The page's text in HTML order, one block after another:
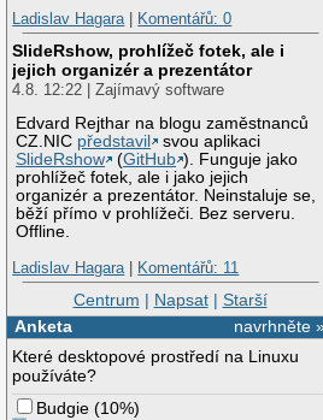
Ladislav Hagara| Komentářů: 0
SlideRshow, prohlížeč fotek, ale i
jejich organizér a prezentátor
4.8. 12:22 | Zajímavý software
Edvard Rejthar na blogu zaměstnanců
CZ.NIC představil
svou aplikaci
SlideRshow
(GitHub ). Funguje jako
prohlížeč fotek, ale i jako jejich
organizér a prezentátor. Neinstaluje se,
běží přímo v prohlížeči. Bez serveru.
Offline.
Ladislav Hagara| Komentářů: 11
Centrum | Napsat| Starší
navrhněte
Anketa
Které desktopové prostředí na Linuxu
používáte?
Budgie (10%)